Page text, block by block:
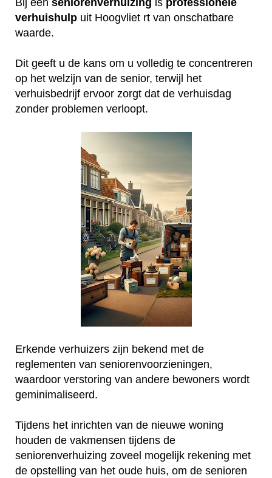
Bij een seniorenverhuizing is professionele
verhuishulp uit Hoogvliet rt van onschatbare
waarde.
Dit geeft u de kans om u volledig te concentreren
op het welzijn van de senior, terwijl het
verhuisbedrijf ervoor zorgt dat de verhuisdag
zonder problemen verloopt.
Erkende verhuizers zijn bekend met de
reglementen van seniorenvoorzieningen,
waardoor verstoring van andere bewoners wordt
geminimaliseerd.
Tijdens het inrichten van de nieuwe woning
houden de vakmensen tijdens de
seniorenverhuizing zoveel mogelijk rekening met
de opstelling van het oude huis, om de senioren